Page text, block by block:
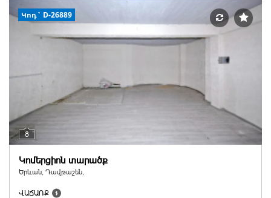
8
Կոդ` D-26889
Կոմերցիոն տարածք
Երևան, Դավթաշեն,
ՎԱՃԱՌՔ